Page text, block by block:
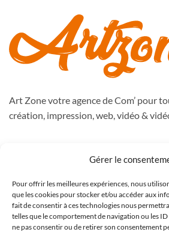
Gérer le
Pour offrir les meilleures expériences, nous
que les cookies pour stocker et/ou accéder aux
fait de consentir à ces technologies nous
telles que le comportement de navigation ou les
ne pas consentir ou de retirer son consentement
Art Zone votre agence de Com’ pour
création, impression, web, vidéo &
988, route de Péronne
Tél : 09.50.51.76.47
contact@artzone.fr